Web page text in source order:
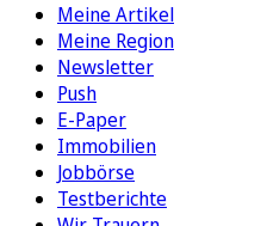
Meine Artikel
Meine Region
Newsletter
Push
E-Paper
Immobilien
Jobbörse
Testberichte